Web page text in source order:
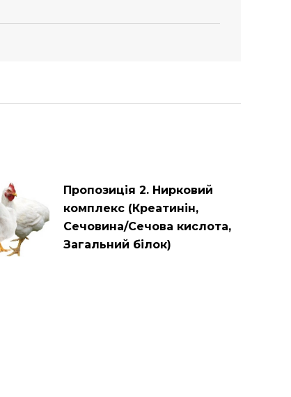
Пропозиція 2. Нирковий
комплекс (Креатинін,
Сечовина/Сечова кислота,
Загальний білок)